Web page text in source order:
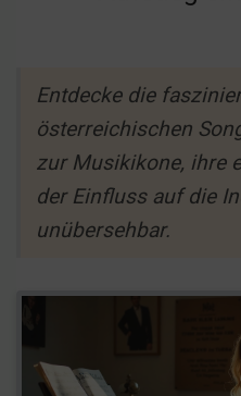
Entdecke die
österreichischen
zur Musikikone, ihre
der Einfluss auf die
unübersehbar.